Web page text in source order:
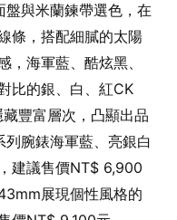
與米蘭鍊帶選色，在
條，搭配細膩的太陽
，海軍藍、酷炫黑、
比的銀、白、紅CK
豐富層次，凸顯出品
腕錶海軍藍、亮銀白
建議售價NT$ 6,900
展現個性風格的